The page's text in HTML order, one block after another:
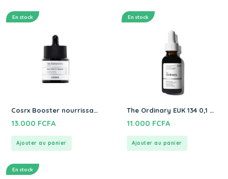
En stock
Cosrx Booster nourrissant
Retinol
13.000 FCFA
Ajouter au panier
En stock
The Ordinary EUK 134 0,1 %
11.000 FCFA
Ajouter au panier
En stock